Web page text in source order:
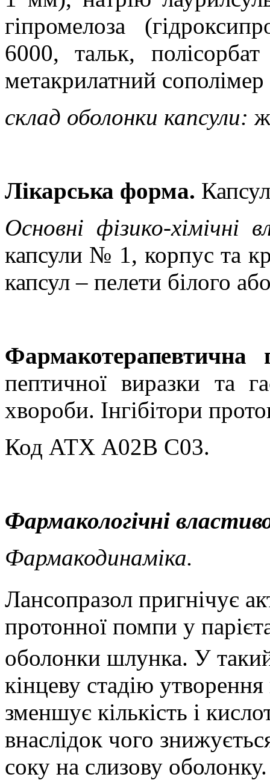
гіпромелоза
6000, тальк,
метакрилатний
склад оболонки капсули:
Лікарська форма.
Основні фізико-хімічні
капсули № 1, корпус та
капсул – пелети білого
пептичної виразки та
хвороби. Інгібітори
Код АТХ А02В С03.
Фармакологічні
Фармакодинаміка.
Лансопразол пригнічує
протонної помпи у
оболонки шлунка. У
кінцеву стадію
зменшує кількість і
внаслідок чого
соку на слизову оболонку.